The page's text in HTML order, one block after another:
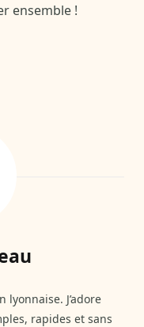
ensemble !
lyonnaise. J’adore
rapides et sans